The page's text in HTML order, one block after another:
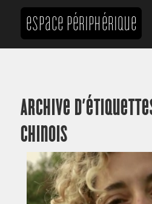
Archive
chinois